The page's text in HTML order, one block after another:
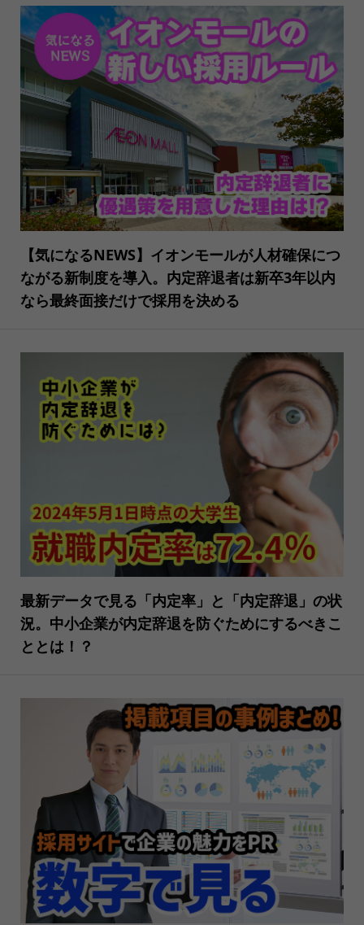
【気になるNEWS】イオンモールが人材確保につ
ながる新制度を導入。内定辞退者は新卒3年以内
なら最終面接だけで採用を決める
最新データで見る「内定率」と「内定辞退」の状
況。中小企業が内定辞退を防ぐためにするべきこ
ととは！？